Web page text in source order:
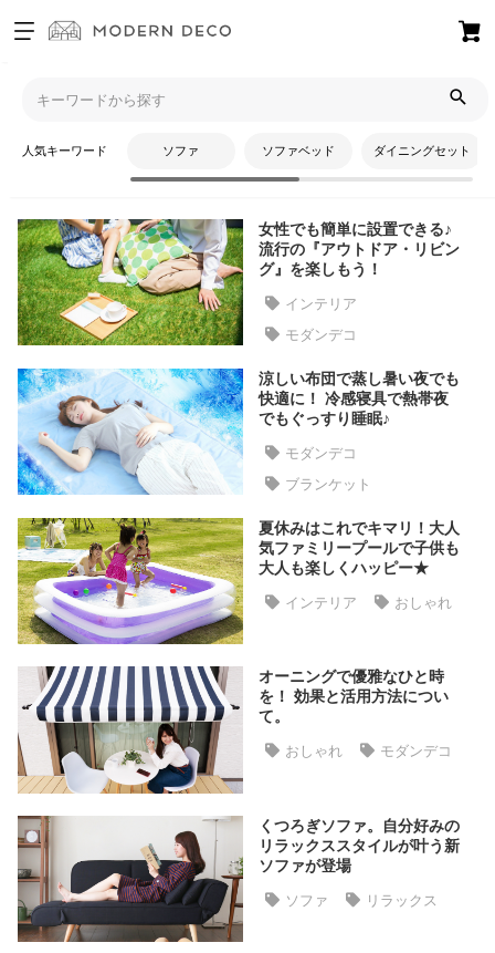
り
テ
ム
最
チ
ェ
ッ
ク
し
た
ア
イ
テ
ム
一
覧
人
気
ア
イ
人気キーワード ソファ ソファベッド ダイニングセット
モダンデコTOP コラム
モダンデコ
女性でも簡単に設置できる♪
流行の『アウトドア・リビン
グ』を楽しもう！
インテリア
モダンデコ
涼しい布団で蒸し暑い夜でも
快適に！ 冷感寝具で熱帯夜
でもぐっすり睡眠♪
モダンデコ
ブランケット
夏休みはこれでキマリ！大人
気ファミリープールで子供も
大人も楽しくハッピー★
インテリア おしゃれ
オーニングで優雅なひと時
を！ 効果と活用方法につい
て。
おしゃれ モダンデコ
くつろぎソファ。自分好みの
リラックススタイルが叶う新
ソファが登場
ソファ リラックス